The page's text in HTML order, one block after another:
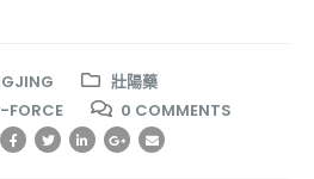
壯陽藥
FORCE
0 COMMENTS